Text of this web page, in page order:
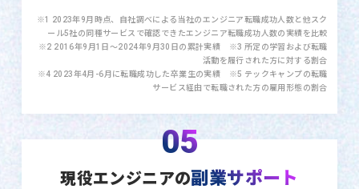
※1 2023年9月時点、自社調べによる当社のエンジニア転職成功人数と他スク
ール5社の同種サービスで確認できたエンジニア転職成功人数の実績を比較
※2 2016年9月1日〜2024年9月30日の累計実績 ※3 所定の学習および転職
活動を履行された方に対する割合
※4 2023年4月-6月に転職成功した卒業生の実績 ※5 テックキャンプの転職
サービス経由で転職された方の雇用形態の割合
05
現役エンジニアの副業サポート